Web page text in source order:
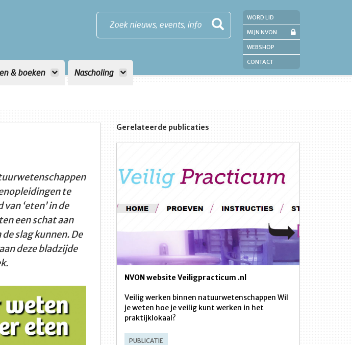
Zoek nieuws, events, info
& boeken Nascholing
WORD LID
MIJN NVON
WEBSHOP
CONTACT
te
‘eten’ in de
een schat aan
slag kunnen. De
deze bladzijde
Gerelateerde publicaties
NVON website Veiligpracticum .nl
Veilig werken binnen natuurwetenschappen Wil
je weten hoe je veilig kunt werken in het
praktijklokaal?
PUBLICATIE